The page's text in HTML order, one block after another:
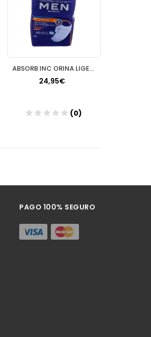
ABSORB INC ORINA LIGERA TENA MEN LEVEL3 16 U
24,95€
(0)
PAGO 100% SEGURO